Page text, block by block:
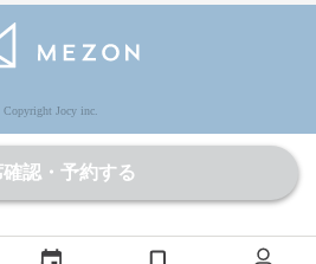
確認・予約する
Copyright Jocy inc.